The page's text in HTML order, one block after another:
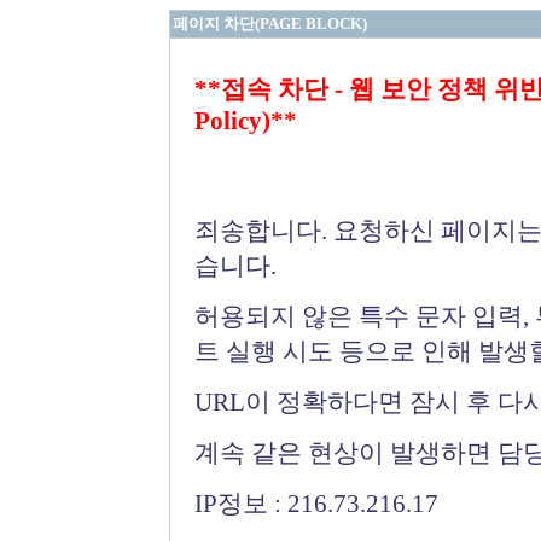
페이지 차단(PAGE BLOCK)
**접속 차단 - 웹 보안 정책 위
Policy)**
죄송합니다. 요청하신 페이지
습니다.
허용되지 않은 특수 문자 입력
트 실행 시도 등으로 인해 발생
URL이 정확하다면 잠시 후 다
계속 같은 현상이 발생하면 담
IP정보 : 216.73.216.17